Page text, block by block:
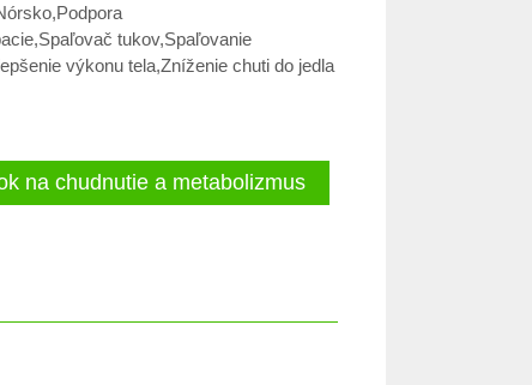
,Podpora
,Spaľovač tukov,Spaľovanie
výkonu tela,Zníženie chuti do jedla
na chudnutie a metabolizmus